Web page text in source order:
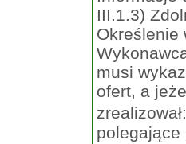
III.1.3)
Określenie
musi
ofert, a
polegające